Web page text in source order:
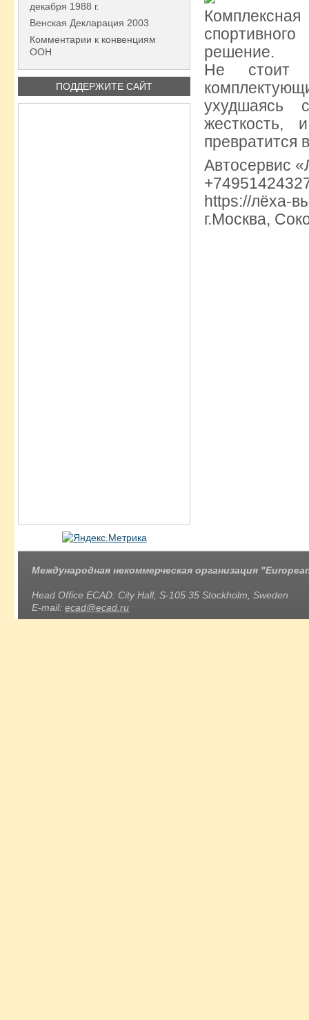
декабря 1988 г.
Венская Декларация 2003
Комментарии к конвенциям
ООН
ПОДДЕРЖИТЕ САЙТ
решение.
Не стоит
ухудшаясь
жесткость,
превратится
Автосервис
https://лёха-
г.Москва,
Международная некоммерческая организация
Head Office ECAD: City Hall, S-105 35 Stockholm, Sweden
E-mail: ecad@ecad.ru